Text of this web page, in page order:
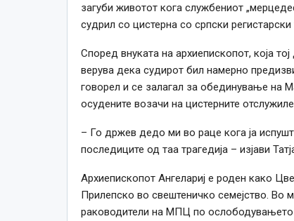
загуби животот кога службениот
судрил со цистерна со српски
Според внуката на архиепископот, која
верува дека судирот бил намерно
говорел и се залагал за обединување на
осудените возачи на цистерните
– Го држев дедо ми во раце кога ја
последиците од таа трагедија – изјави
Архиепископот Ангелариј e роден како
Прилепско во свештеничко семејство. Во
раководители на МПЦ по